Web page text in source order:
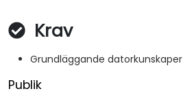
Krav
Grundläggande datorkunskaper
Publik